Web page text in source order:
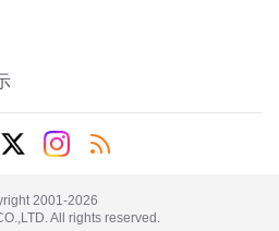
2001-2026
All rights reserved.